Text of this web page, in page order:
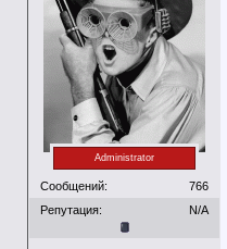
Administrator
Сообщений:
766
Репутация:
N/A